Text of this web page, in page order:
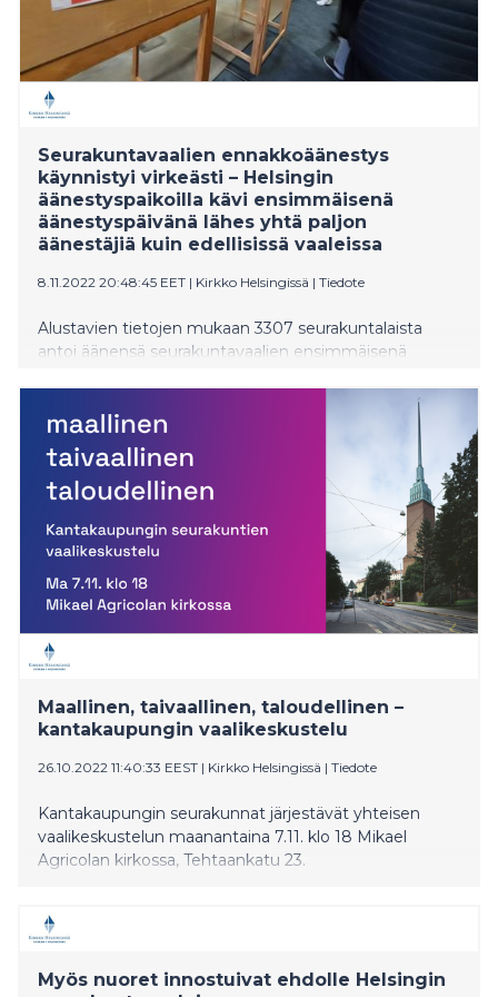
Seurakuntavaalien ennakkoäänestys
käynnistyi virkeästi – Helsingin
äänestyspaikoilla kävi ensimmäisenä
äänestyspäivänä lähes yhtä paljon
äänestäjiä kuin edellisissä vaaleissa
8.11.2022 20:48:45 EET | Kirkko Helsingissä | Tiedote
Alustavien tietojen mukaan 3307 seurakuntalaista
antoi äänensä seurakuntavaalien ensimmäisenä
Maallinen, taivaallinen, taloudellinen –
kantakaupungin vaalikeskustelu
26.10.2022 11:40:33 EEST | Kirkko Helsingissä | Tiedote
Kantakaupungin seurakunnat järjestävät yhteisen
vaalikeskustelun maanantaina 7.11. klo 18 Mikael
Agricolan kirkossa, Tehtaankatu 23.
Myös nuoret innostuivat ehdolle Helsingin